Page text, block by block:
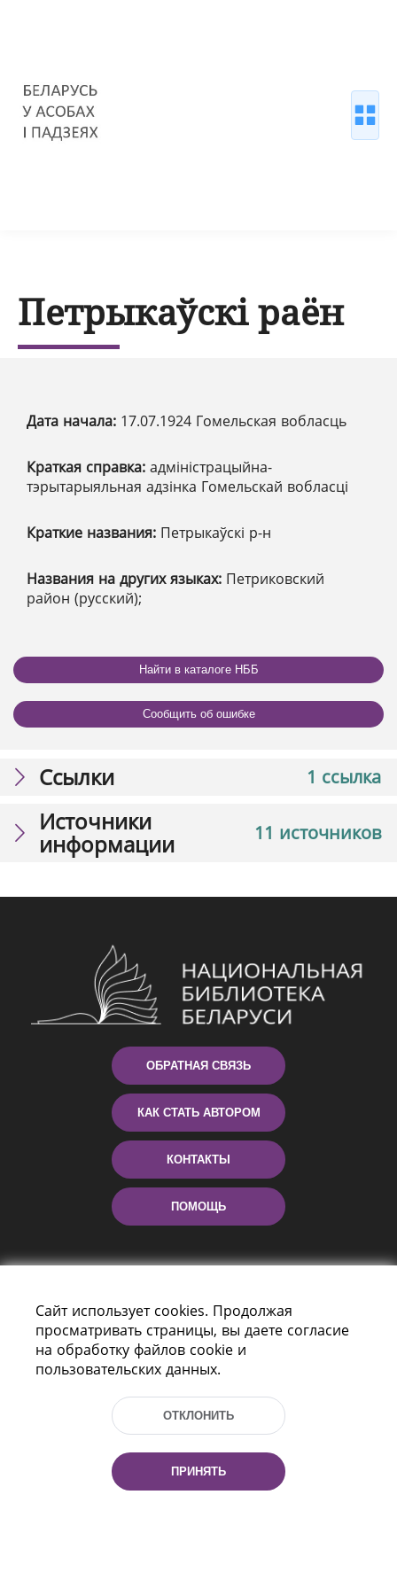
Петрыкаўскі раён
Дата начала: 17.07.1924 Гомельская вобласць
Краткая справка: адміністрацыйна-
тэрытарыяльная адзінка Гомельскай вобласці
Краткие названия: Петрыкаўскі р-н
Названия на других языках: Петриковский
район (русский);
Найти в каталоге НББ
Сообщить об ошибке
1 ссылка
Ссылки
11 источников
Источники
информации
ОБРАТНАЯ СВЯЗЬ
КАК СТАТЬ АВТОРОМ
КОНТАКТЫ
ПОМОЩЬ
Пр-т Независимости 116
г. Минск, Республика Беларусь, 220114
Тел.: (+375 17) 368 37 37, Факс: (+375 17)
Эл. почта: inbox@nlb.by
Сайт использует cookies. Продолжая
просматривать страницы, вы даете согласие
на обработку файлов cookie и
пользовательских данных.
ОТКЛОНИТЬ
ПРИНЯТЬ